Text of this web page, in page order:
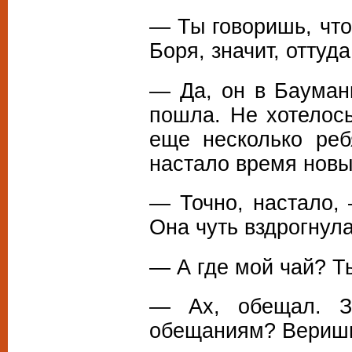
— Ты говоришь,
Боря, значит,
— Да, он в
пошла. Не
еще несколько
настало время
— Точно, настало,
Она чуть
— А где мой чай?
— Ах, обещал.
обещаниям?